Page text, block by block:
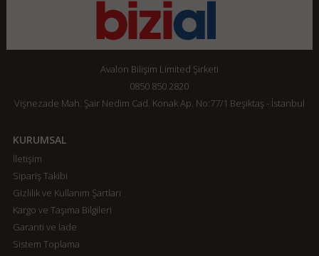
Avalon Bilişim Limited Şirketi
0850 850 2820
Vişnezade Mah. Şair Nedim Cad. Konak Ap. No:77/1 Beşiktaş - İstanbul
KURUMSAL
İletişim
Sipariş Takibi
Gizlilik ve Kullanım Şartları
Kargo ve Taşıma Bilgileri
Garanti ve İade
Sistem Toplama